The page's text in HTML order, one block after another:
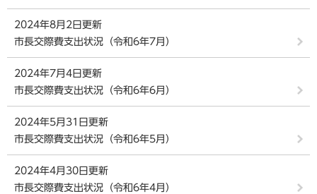
2024年8月2日更新
市長交際費支出状況（令和6年7月）
2024年7月4日更新
市長交際費支出状況（令和6年6月）
2024年5月31日更新
市長交際費支出状況（令和6年5月）
2024年4月30日更新
市長交際費支出状況（令和6年4月）